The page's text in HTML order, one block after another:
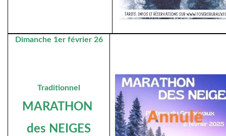
Dimanche 1er février 26
Traditionnel
MARATHON
des NEIGES